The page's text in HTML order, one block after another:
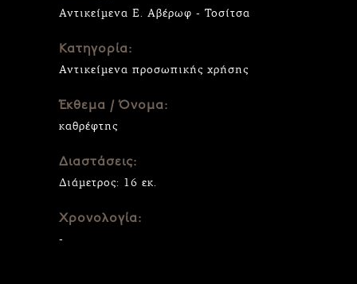
Αντικείμενα Ε. Αβέρωφ - Τοσίτσα
Κατηγορία:
Αντικείμενα προσωπικής χρήσης
Έκθεμα / Όνομα:
καθρέφτης
Διαστάσεις:
Διάμετρος: 16 εκ.
Χρονολογία:
-